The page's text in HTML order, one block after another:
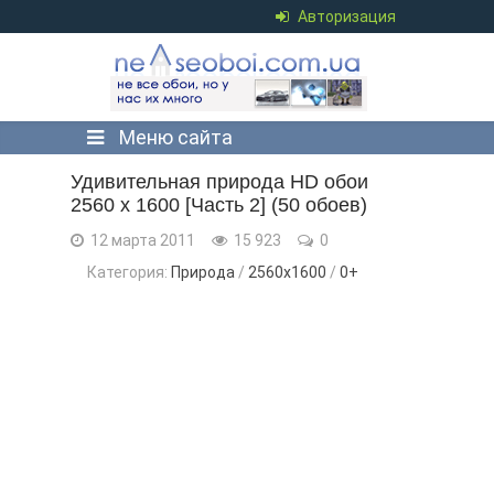
Авторизация
Меню сайта
Удивительная природа HD обои
2560 х 1600 [Часть 2] (50 обоев)
12 марта 2011 15 923
0
Категория: Природа / 2560x1600 / 0+